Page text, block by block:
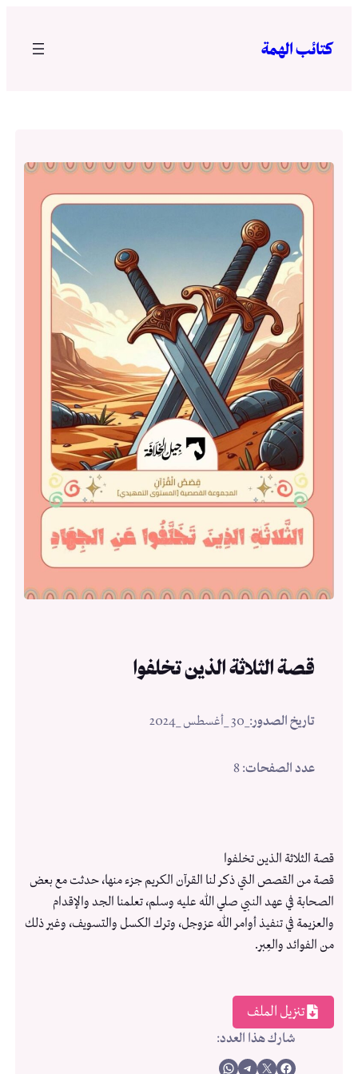
المحتوى
كتائب الهمة
قصة الثلاثة الذين تخلفوا
تاريخ الصدور:
عدد الصفحات: 8
قصة الثلاثة الذين تخلفوا
قصة من القصص التي ذكر لنا القرآن الكريم جزء منها، حدثت مع بعض
الصحابة في عهد النبي صلي الله عليه وسلم، تعلمنا الجد والإقدام
والعزيمة في تنفيذ أوامر الله عزوجل، وترك الكسل والتسويف، وغير ذلك
من الفوائد والعِبر.
تنزيل الملف
شارك هذا العدد:
Share on Facebook
Share on X
Share on Telegram
Share on WhatsApp